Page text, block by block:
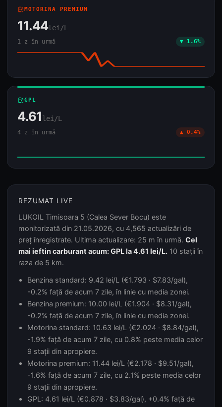
local_gas_stationMOTORINA PREMIUM
11.44lei/L
1 z în urmă ▼ 1.6%
local_gas_stationGPL
4.61lei/L
4 z în urmă ▲ 0.4%
REZUMAT LIVE
LUKOIL Timisoara 5 (Calea Sever Bocu) este
monitorizată din 21.05.2026, cu 4,565 actualizări de
preț înregistrate. Ultima actualizare: 25 m în urmă. Cel
mai ieftin carburant acum: GPL la 4.61 lei/L. 10 stații în
raza de 5 km.
Benzina standard: 9.42 lei/L (€1.793 · $7.83/gal),
-0.2% față de acum 7 zile, în linie cu media zonei.
Benzina premium: 10.00 lei/L (€1.904 · $8.31/gal),
-0.2% față de acum 7 zile, în linie cu media zonei.
Motorina standard: 10.63 lei/L (€2.024 · $8.84/gal),
-1.9% față de acum 7 zile, cu 0.8% peste media celor
9 stații din apropiere.
Motorina premium: 11.44 lei/L (€2.178 · $9.51/gal),
-1.6% față de acum 7 zile, cu 2.1% peste media celor
9 stații din apropiere.
GPL: 4.61 lei/L (€0.878 · $3.83/gal), +0.4% față de